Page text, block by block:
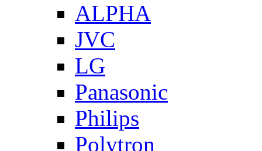
ALPHA
JVC
LG
Panasonic
Philips
Polytron